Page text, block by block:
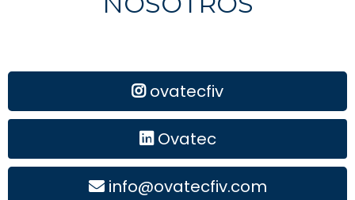
ovatecfiv
Ovatec
info@ovatecfiv.com